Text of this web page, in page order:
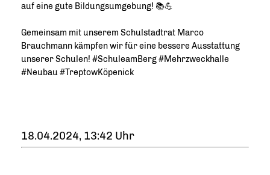
auf eine gute Bildungsumgebung! 📚💪
Gemeinsam mit unserem Schulstadtrat Marco
Brauchmann kämpfen wir für eine bessere Ausstattung
unserer Schulen! #SchuleamBerg #Mehrzweckhalle
#Neubau #TreptowKöpenick
18.04.2024, 13:42 Uhr